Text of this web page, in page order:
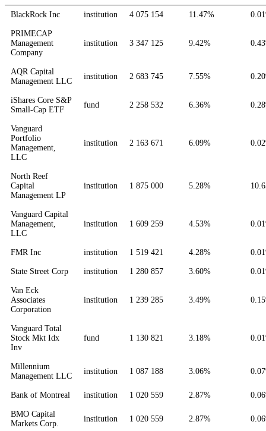
BlackRock Inc institution 4 075 154 11.47%
PRIMECAP
Management
Company
institution 3 347 125 9.42%
AQR Capital
Management LLC
institution 2 683 745 7.55%
iShares Core S&P
Small-Cap ETF
fund 2 258 532 6.36%
Vanguard
Portfolio
Management,
LLC
institution 2 163 671 6.09%
North Reef
Capital
Management LP
institution 1 875 000 5.28%
Vanguard Capital
Management,
LLC
institution 1 609 259 4.53%
FMR Inc institution 1 519 421 4.28%
State Street Corp institution 1 280 857 3.60%
Van Eck
Associates
Corporation
institution 1 239 285 3.49%
Vanguard Total
Stock Mkt Idx
Inv
fund 1 130 821 3.18%
Millennium
Management LLC
institution 1 087 188 3.06%
Bank of Montreal institution 1 020 559 2.87%
BMO Capital
Markets Corp.
institution 1 020 559 2.87%